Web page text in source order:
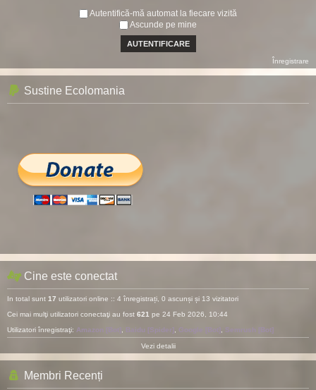
Autentifică-mă automat la fiecare vizită
Ascunde pe mine
Înregistrare
Sustine Ecolomania
Cine este conectat
In total sunt 17 utilizatori online :: 4 înregistrați, 0 ascunși și 13 vizitatori
Cei mai mulţi utilizatori conectaţi au fost 621 pe 24 Feb 2026, 10:44
Utilizatori înregistraţi: Amazon [Bot] Baidu [Spider] Google [Bot] Semrush [Bot]
Vezi detalii
Membri Recenți